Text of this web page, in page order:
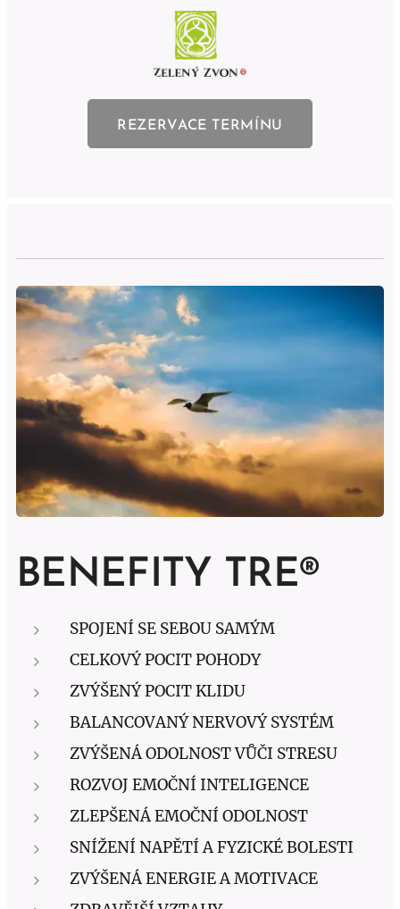
REZERVACE TERMÍNU
BENEFITY TRE®
SPOJENÍ SE SEBOU SAMÝM
CELKOVÝ POCIT POHODY
ZVÝŠENÝ POCIT KLIDU
BALANCOVANÝ NERVOVÝ SYSTÉM
ZVÝŠENÁ ODOLNOST VŮČI STRESU
ROZVOJ EMOČNÍ INTELIGENCE
ZLEPŠENÁ EMOČNÍ ODOLNOST
SNÍŽENÍ NAPĚTÍ A FYZICKÉ BOLESTI
ZVÝŠENÁ ENERGIE A MOTIVACE